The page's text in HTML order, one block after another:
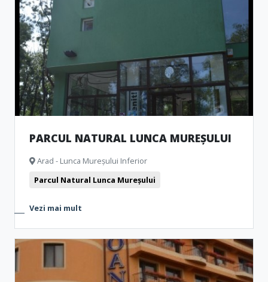
PARCUL NATURAL LUNCA MUREȘULUI
Arad - Lunca Mureșului Inferior
Parcul Natural Lunca Mureșului
Vezi mai mult